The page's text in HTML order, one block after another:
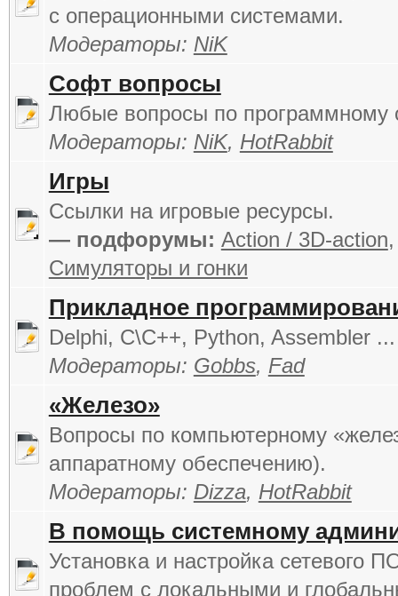
с операционными системами.
Модераторы: NiK
Софт вопросы
Любые вопросы по программному
Модераторы: NiK, HotRabbit
Игры
Cсылки на игровые ресурсы.
— подфорумы: Action / 3D-action
Симуляторы и гонки
Прикладное
Delphi, C\C++, Python, Assembler ...
Модераторы: Gobbs, Fad
«Железо»
Вопросы по компьютерному
аппаратному обеспечению).
Модераторы: Dizza, HotRabbit
В помощь системному
Установка и настройка сетевого
проблем с локальными и